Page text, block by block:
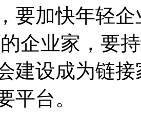
要加快年轻
企业家，要
建设成为链
平台。